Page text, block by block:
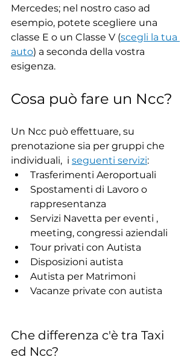
Mercedes; nel nostro caso ad
esempio, potete scegliere una
classe E o un Classe V (scegli la tua
auto) a seconda della vostra
esigenza.
Cosa può fare un Ncc?
Un Ncc può effettuare, su
prenotazione sia per gruppi che
individuali,  i seguenti servizi:
Trasferimenti Aeroportuali
Spostamenti di Lavoro o
rappresentanza
Servizi Navetta per eventi ,
meeting, congressi aziendali
Tour privati con Autista
Disposizioni autista
Autista per Matrimoni
Vacanze private con autista
Che differenza c'è tra Taxi
ed Ncc?